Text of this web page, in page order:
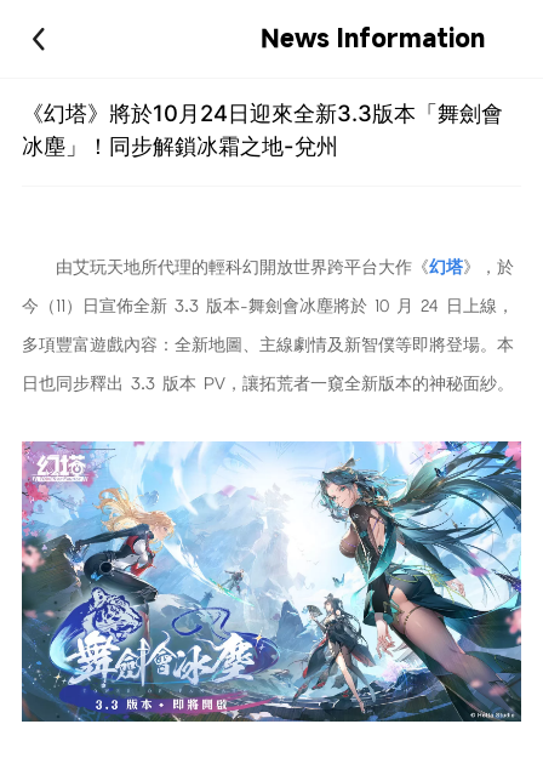
News Information
《幻塔》將於10月24日迎來全新3.3版本「舞劍會
冰塵」！同步解鎖冰霜之地-兌州
由艾玩天地所代理的輕科幻開放世界跨平台大作《幻塔》，於
今（11）日宣佈全新 3.3 版本-舞劍會冰塵將於 10 月 24 日上線，
多項豐富遊戲內容：全新地圖、主線劇情及新智僕等即將登場。本
日也同步釋出 3.3 版本 PV，讓拓荒者一窺全新版本的神秘面紗。